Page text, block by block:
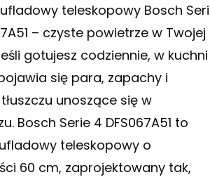
teleskopowy Bosch
– czyste powietrze w Twojej
gotujesz codziennie, w kuchni
się para, zapachy i
unoszące się w
Bosch Serie 4 DFS067A51 to
teleskopowy o
60 cm, zaprojektowany tak,